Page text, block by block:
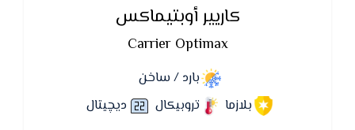
كاريير أوبتيماكس
Carrier Optimax
بارد / ساخن
بلازما
تروبيكال ديچيتال